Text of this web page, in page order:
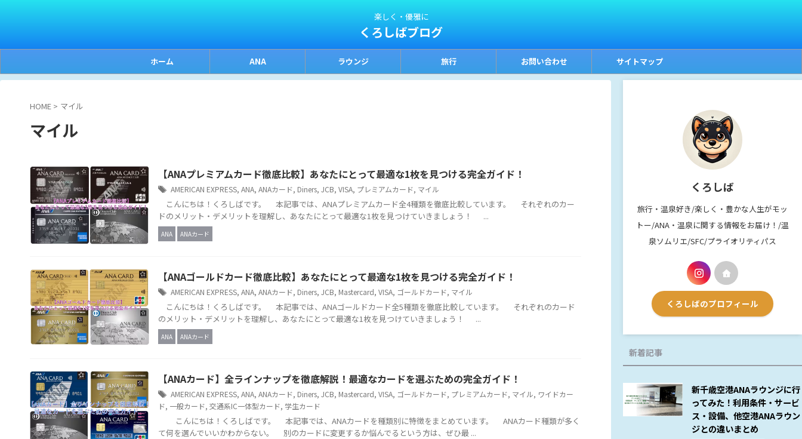
楽しく・優雅に
くろしばブログ
ホーム ANA ラウンジ 旅行 お問い合わせ サイトマップ
HOME > マイル
マイル
【ANAプレミアムカード徹底比較】あなたにとって最適な1枚を見つける完全ガイド！
AMERICAN EXPRESS, ANA, ANAカード, Diners, JCB, VISA, プレミアムカード, マイル
こんにちは！くろしばです。 本記事では、ANAプレミアムカード全4種類を徹底比較しています。 それぞれのカー
ドのメリット・デメリットを理解し、あなたにとって最適な1枚を見つけていきましょう！ ...
ANA ANAカード
【ANAゴールドカード徹底比較】あなたにとって最適な1枚を見つける完全ガイド！
AMERICAN EXPRESS, ANA, ANAカード, Diners, JCB, Mastercard, VISA, ゴールドカード, マイル
こんにちは！くろしばです。 本記事では、ANAゴールドカード全5種類を徹底比較しています。 それぞれのカード
のメリット・デメリットを理解し、あなたにとって最適な1枚を見つけていきましょう！ ...
ANA ANAカード
【ANAカード】全ラインナップを徹底解説！最適なカードを選ぶための完全ガイド！
AMERICAN EXPRESS, ANA, ANAカード, Diners, JCB, Mastercard, VISA, ゴールドカード, プレミアムカード, マイル, ワイドカー
ド, 一般カード, 交通系IC一体型カード, 学生カード
こんにちは！くろしばです。 本記事では、ANAカードを種類別に特徴をまとめています。 ANAカード種類が多く
て何を選んでいいかわからない。 別のカードに変更するか悩んでるという方は、ぜひ最 ...
くろしば
旅行・温泉好き/楽しく・豊かな人生がモッ
トー/ANA・温泉に関する情報をお届け！/温
泉ソムリエ/SFC/プライオリティパス
くろしばのプロフィール
新着記事
新千歳空港ANAラウンジに行
ってみた！利用条件・サービ
ス・設備、他空港ANAラウン
ジとの違いまとめ